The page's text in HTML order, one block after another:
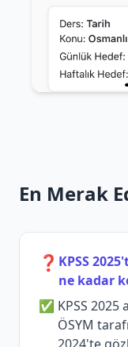
En Merak
❓ KPSS
ne kadar
KPSS 2025
ÖSYM
2024'te